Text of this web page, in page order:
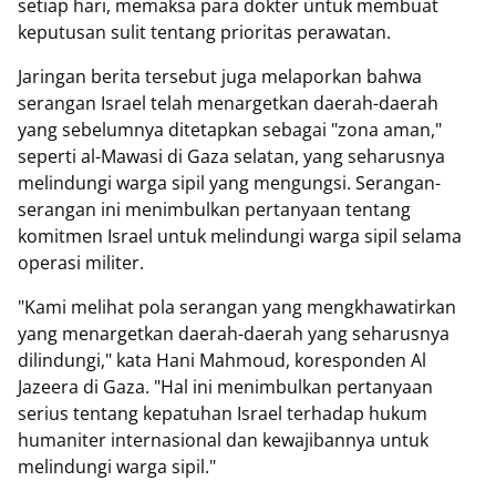
setiap hari, memaksa para dokter untuk membuat
keputusan sulit tentang prioritas perawatan.
Jaringan berita tersebut juga melaporkan bahwa
serangan Israel telah menargetkan daerah-daerah
yang sebelumnya ditetapkan sebagai "zona aman,"
seperti al-Mawasi di Gaza selatan, yang seharusnya
melindungi warga sipil yang mengungsi. Serangan-
serangan ini menimbulkan pertanyaan tentang
komitmen Israel untuk melindungi warga sipil selama
operasi militer.
"Kami melihat pola serangan yang mengkhawatirkan
yang menargetkan daerah-daerah yang seharusnya
dilindungi," kata Hani Mahmoud, koresponden Al
Jazeera di Gaza. "Hal ini menimbulkan pertanyaan
serius tentang kepatuhan Israel terhadap hukum
humaniter internasional dan kewajibannya untuk
melindungi warga sipil."